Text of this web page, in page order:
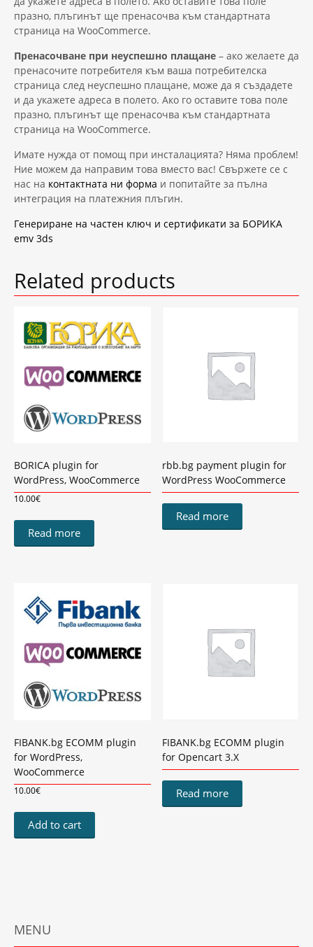
празно, плъгинът ще пренасочва към стандартната
страница на WooCommerce.
Пренасочване при неуспешно плащане – ако желаете да
пренасочите потребителя към ваша потребителска
страница след неуспешно плащане, може да я създадете
и да укажете адреса в полето. Ако го оставите това поле
празно, плъгинът ще пренасочва към стандартната
страница на WooCommerce.
Имате нужда от помощ при инсталацията? Няма проблем!
Ние можем да направим това вместо вас! Свържете се с
нас на контактната ни форма и попитайте за пълна
интеграция на платежния плъгин.
Генериране на частен ключ и сертификати за БОРИКА
emv 3ds
Related products
BORICA plugin for
WordPress, WooCommerce
10.00€
Read more
rbb.bg payment plugin for
WordPress WooCommerce
Read more
FIBANK.bg ECOMM plugin
for WordPress,
WooCommerce
10.00€
Add to cart
FIBANK.bg ЕCOMM plugin
for Opencart 3.X
Read more
MENU